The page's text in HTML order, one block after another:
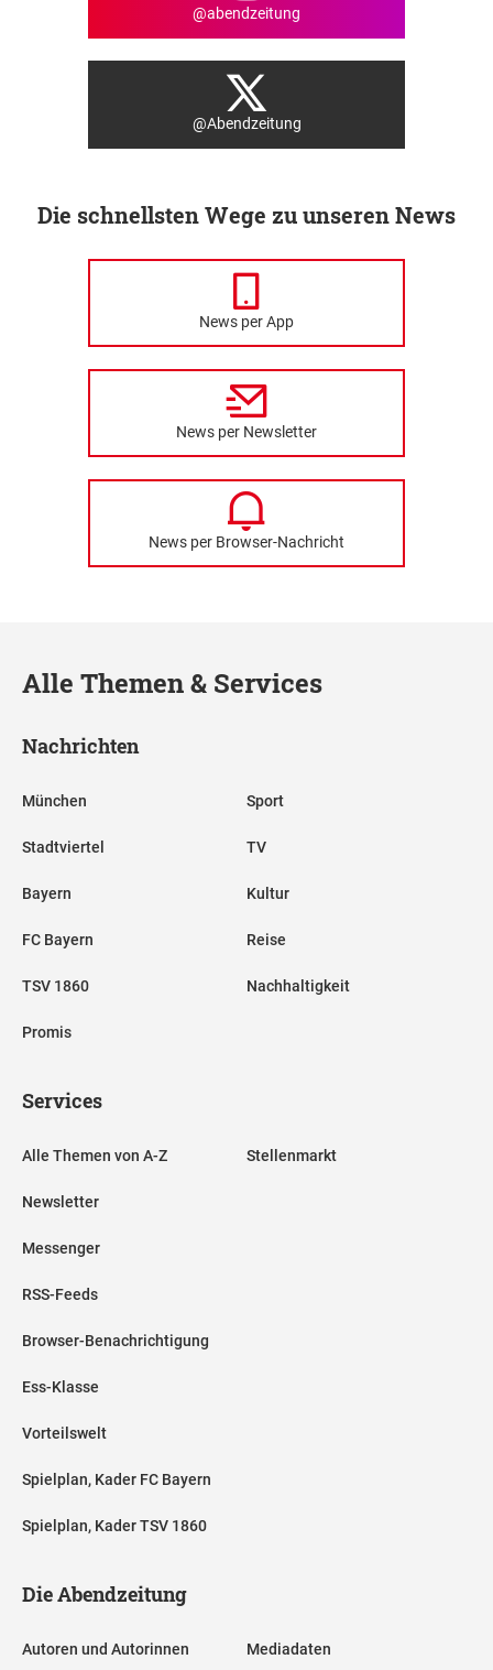
@abendzeitung
@Abendzeitung
Die schnellsten Wege zu unseren News
News per App
News per Newsletter
News per Browser-Nachricht
Alle Themen & Services
Nachrichten
München
Stadtviertel
Bayern
FC Bayern
TSV 1860
Promis
Sport
TV
Kultur
Reise
Nachhaltigkeit
Services
Alle Themen von A-Z
Newsletter
Messenger
RSS-Feeds
Browser-Benachrichtigung
Ess-Klasse
Vorteilswelt
Spielplan, Kader FC Bayern
Spielplan, Kader TSV 1860
Stellenmarkt
Die Abendzeitung
Autoren und Autorinnen Mediadaten